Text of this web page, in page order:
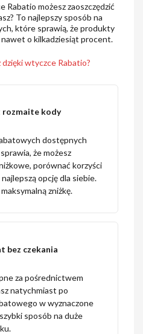
Rabatio możesz zaoszczędzić
To najlepszy sposób na
które sprawią, że produkty
o kilkadziesiąt procent.
wtyczce Rabatio?
rozmaite kody
dostępnych
że możesz
porównać korzyści
opcję dla siebie.
zniżkę.
bez czekania
za pośrednictwem
natychmiast po
w wyznaczone
sposób na duże